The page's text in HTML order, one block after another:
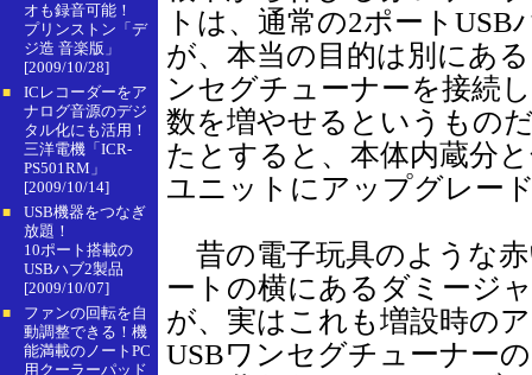
オも録音可能！
プリンストン「デ
ジ造 音楽版」
[2009/10/28]
■
ICレコーダーをア
ナログ音源のデジ
タル化にも活用！
三洋電機「ICR-
PS501RM」
[2009/10/14]
■
USB機器をつなぎ
放題！
10ポート搭載の
USBハブ2製品
[2009/10/07]
■
ファンの回転を自
動調整できる！機
能満載のノートPC
用クーラーパッド
トは、通常の2ポート
が、本当の目的は別にあ
ンセグチューナーを接続
数を増やせるというもの
たとすると、本体内蔵分
ユニットにアップグレー
昔の電子玩具のような
ートの横にあるダミージ
が、実はこれも増設時の
USBワンセグチューナー